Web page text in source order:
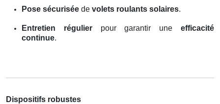
Pose sécurisée de volets roulants solaires.
Entretien régulierpour garantir uneefficacité
continue.
Dispositifs robustes